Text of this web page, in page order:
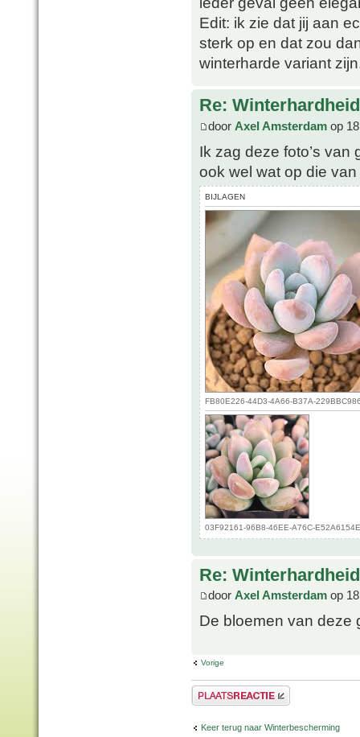
Edit: ik zie dat jij aan
sterk op en dat zou
winterharde variant
Re:
door Axel Amsterdam op
Ik zag deze foto’s van
ook wel wat op die van
BIJLAGEN
FB80E226-44D3-4A66-B37A-
03F92161-96B8-46EE-A76C-
Re:
door Axel Amsterdam op
De bloemen van deze
Vorige
Plaats een reactie
Keer terug naar Winterbescherming